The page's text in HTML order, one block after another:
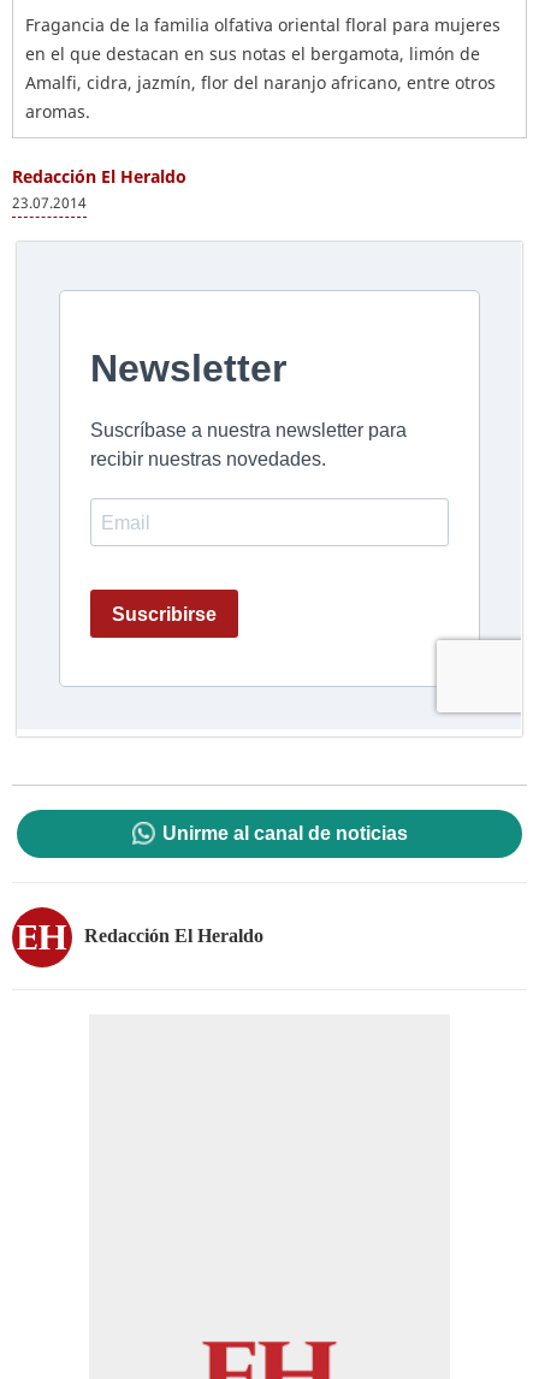
Fragancia de la familia olfativa oriental floral para mujeres
en el que destacan en sus notas el bergamota, limón de
Amalfi, cidra, jazmín, flor del naranjo africano, entre otros
aromas.
Redacción El Heraldo
23.07.2014
Unirme al canal de noticias
Redacción El Heraldo